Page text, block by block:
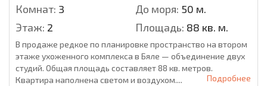
Комнат: 3 До моря: 50 м.
Этаж: 2 Площадь: 88 кв. м.
В продаже редкое по планировке пространство на втором
этаже ухоженного комплекса в Бяле — объединение двух
студий. Общая площадь составляет 88 кв. метров.
Квартира наполнена светом и воздухом....
Подробнее